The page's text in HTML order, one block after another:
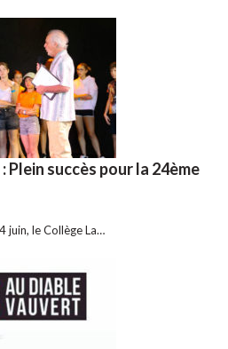
Plein succès pour la 24ème
juin, le Collège La…